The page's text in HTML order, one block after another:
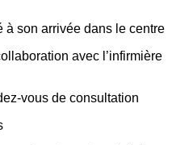
son arrivée dans le centre
avec l’infirmière
vous de consultation